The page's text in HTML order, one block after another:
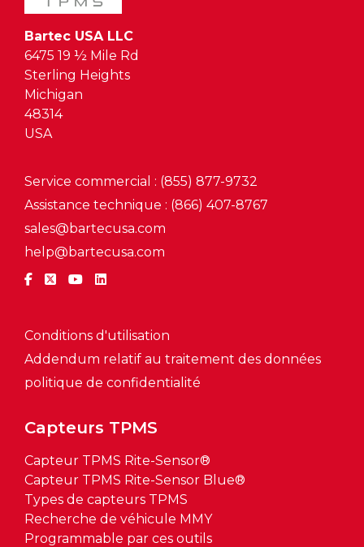
Bartec USA LLC
6475 19 ½ Mile Rd
Sterling Heights
Michigan
48314
USA
Capteurs TPMS
Capteur TPMS Rite-Sensor®
Capteur TPMS Rite-Sensor Blue®
Types de capteurs TPMS
Recherche de véhicule MMY
Programmable par ces outils
Service commercial : (855) 877-9732
Assistance technique : (866) 407-8767
sales@bartecusa.com
help@bartecusa.com
Conditions d'utilisation
Addendum relatif au traitement des données
politique de confidentialité